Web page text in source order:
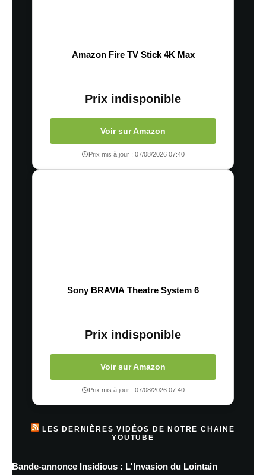
Amazon Fire TV Stick 4K Max
Prix indisponible
Voir sur Amazon
Prix mis à jour : 07/08/2026 07:40
Sony BRAVIA Theatre System 6
Prix indisponible
Voir sur Amazon
Prix mis à jour : 07/08/2026 07:40
LES DERNIÈRES VIDÉOS DE NOTRE CHAINE
YOUTUBE
Bande-annonce Insidious : L'Invasion du Lointain